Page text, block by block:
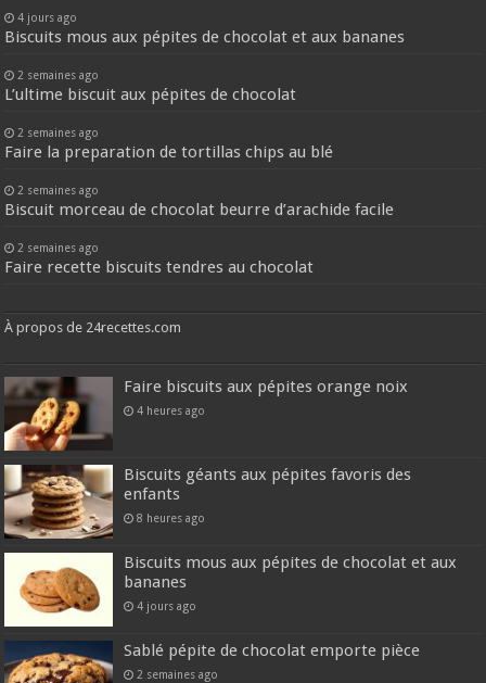
4 jours ago
Biscuits mous aux pépites de chocolat et aux bananes
2 semaines ago
L’ultime biscuit aux pépites de chocolat
2 semaines ago
Faire la preparation de tortillas chips au blé
2 semaines ago
Biscuit morceau de chocolat beurre d’arachide facile
2 semaines ago
Faire recette biscuits tendres au chocolat
À propos de 24recettes.com
Faire biscuits aux pépites orange noix
4 heures ago
Biscuits géants aux pépites favoris des
enfants
8 heures ago
Biscuits mous aux pépites de chocolat et aux
bananes
4 jours ago
Sablé pépite de chocolat emporte pièce
2 semaines ago